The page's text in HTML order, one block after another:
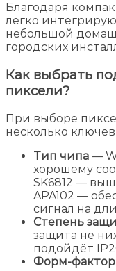
Благодаря
легко
небольшой
городских
Как выбрать
пиксели?
При выборе
несколько
Тип чипа —
хорошему
SK6812 —
APA102 —
сигнал на
Степень
защита не
подойдёт
Форм-фактор